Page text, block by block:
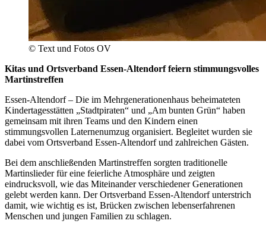
© Text und Fotos OV
Kitas und Ortsverband Essen-Altendorf feiern stimmungsvolles
Martinstreffen
Essen-Altendorf – Die im Mehrgenerationenhaus beheimateten
Kindertagesstätten „Stadtpiraten“ und „Am bunten Grün“ haben
gemeinsam mit ihren Teams und den Kindern einen
stimmungsvollen Laternenumzug organisiert. Begleitet wurden sie
dabei vom Ortsverband Essen-Altendorf und zahlreichen Gästen.
Bei dem anschließenden Martinstreffen sorgten traditionelle
Martinslieder für eine feierliche Atmosphäre und zeigten
eindrucksvoll, wie das Miteinander verschiedener Generationen
gelebt werden kann. Der Ortsverband Essen-Altendorf unterstrich
damit, wie wichtig es ist, Brücken zwischen lebenserfahrenen
Menschen und jungen Familien zu schlagen.